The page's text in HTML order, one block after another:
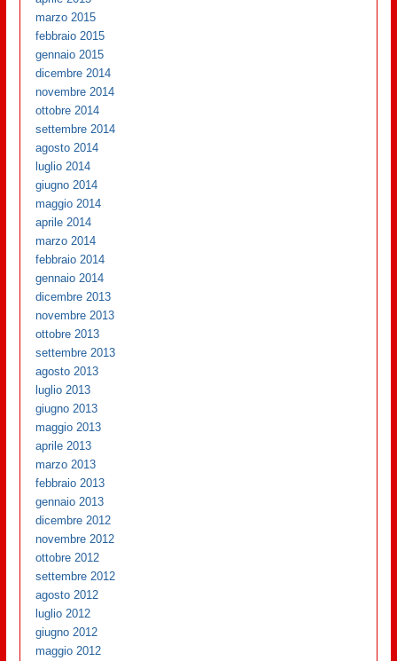
marzo 2015
febbraio 2015
gennaio 2015
dicembre 2014
novembre 2014
ottobre 2014
settembre 2014
agosto 2014
luglio 2014
giugno 2014
maggio 2014
aprile 2014
marzo 2014
febbraio 2014
gennaio 2014
dicembre 2013
novembre 2013
ottobre 2013
settembre 2013
agosto 2013
luglio 2013
giugno 2013
maggio 2013
aprile 2013
marzo 2013
febbraio 2013
gennaio 2013
dicembre 2012
novembre 2012
ottobre 2012
settembre 2012
agosto 2012
luglio 2012
giugno 2012
maggio 2012